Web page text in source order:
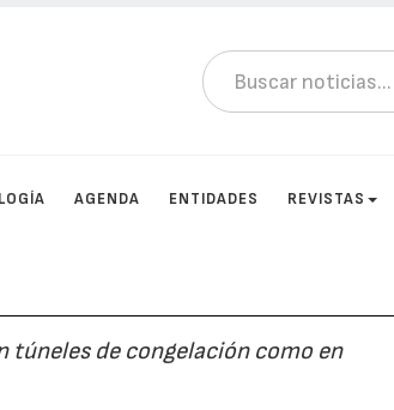
AGENDA ENTIDADES REVISTAS
túneles de congelación como en